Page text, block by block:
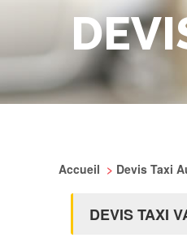
Accueil > Devis Taxi
DEVIS TAXI